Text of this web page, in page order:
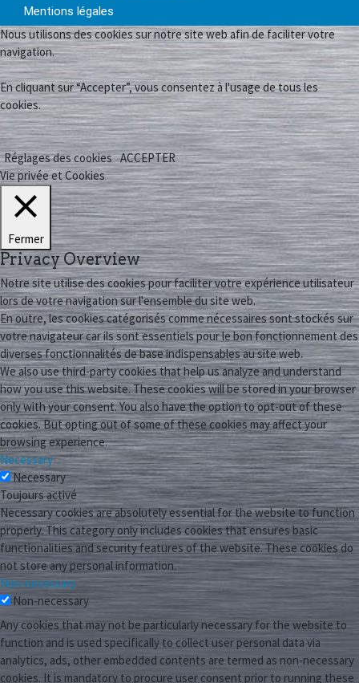
Mentions légales
Nous utilisons des cookies sur notre site web afin de faciliter votre
navigation.
En cliquant sur “Accepter”, vous consentez à l'usage de tous les
cookies.
Réglages des cookies ACCEPTER
Vie privée et Cookies
Fermer
Privacy Overview
Notre site utilise des cookies pour faciliter votre expérience utilisateur
lors de votre navigation sur l'ensemble du site web.
En outre, les cookies catégorisés comme nécessaires sont stockés sur
votre navigateur car ils sont essentiels pour le bon fonctionnement des
diverses fonctionnalités de base indispensables au site web.
We also use third-party cookies that help us analyze and understand
how you use this website. These cookies will be stored in your browser
only with your consent. You also have the option to opt-out of these
cookies. But opting out of some of these cookies may affect your
browsing experience.
Necessary
Necessary
Toujours activé
Necessary cookies are absolutely essential for the website to function
properly. This category only includes cookies that ensures basic
functionalities and security features of the website. These cookies do
not store any personal information.
Non-necessary
Non-necessary
Any cookies that may not be particularly necessary for the website to
function and is used specifically to collect user personal data via
analytics, ads, other embedded contents are termed as non-necessary
cookies. It is mandatory to procure user consent prior to running these